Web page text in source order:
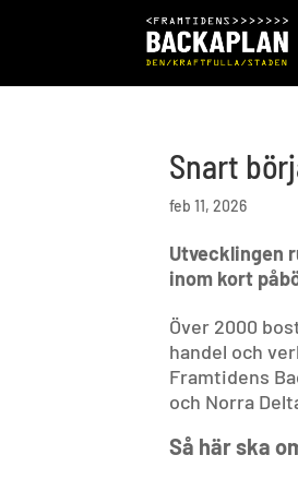
Snart
feb 11, 2026
Utvecklingen
inom kort
Över 2000
handel och
Framtidens
och Norra
Så här ska